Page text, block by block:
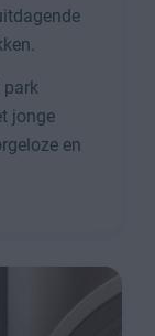
park
jonge
en